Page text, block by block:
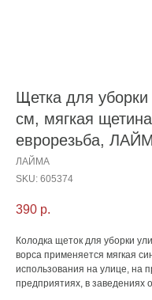
Щетка для
см, мягкая
еврорезьба,
ЛАЙМА
SKU: 605374
390 р.
Колодка щеток для уборки
ворса применяется мягкая
использования на улице, на
предприятиях, в заведениях